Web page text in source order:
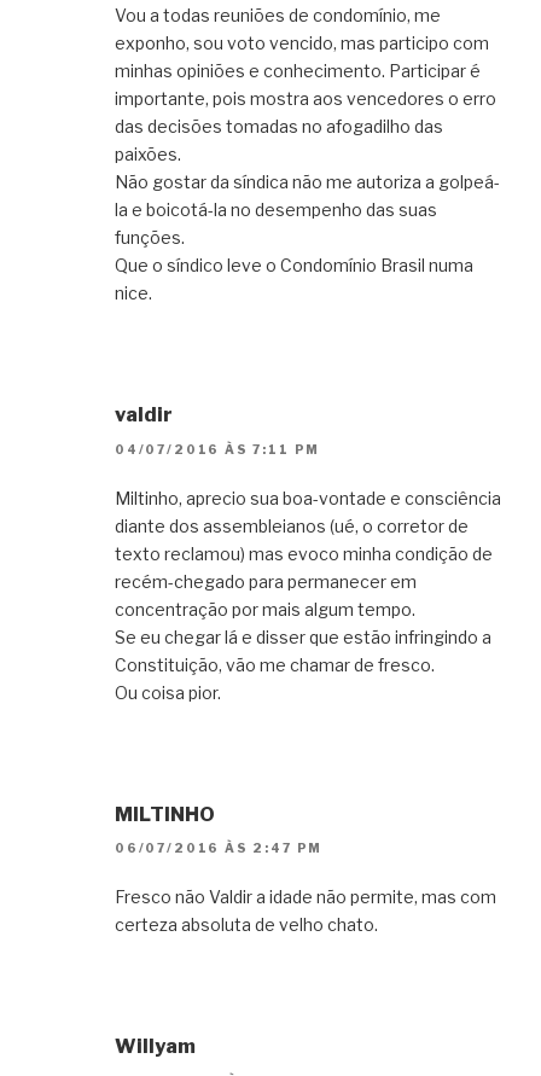
Vou a todas reuniões de condomínio, me
exponho, sou voto vencido, mas participo com
minhas opiniões e conhecimento. Participar é
importante, pois mostra aos vencedores o erro
das decisões tomadas no afogadilho das
paixões.
Não gostar da síndica não me autoriza a golpeá-
la e boicotá-la no desempenho das suas
funções.
Que o síndico leve o Condomínio Brasil numa
nice.
valdir
04/07/2016 ÀS 7:11 PM
Miltinho, aprecio sua boa-vontade e consciência
diante dos assembleianos (ué, o corretor de
texto reclamou) mas evoco minha condição de
recém-chegado para permanecer em
concentração por mais algum tempo.
Se eu chegar lá e disser que estão infringindo a
Constituição, vão me chamar de fresco.
Ou coisa pior.
MILTINHO
06/07/2016 ÀS 2:47 PM
Fresco não Valdir a idade não permite, mas com
certeza absoluta de velho chato.
Willyam